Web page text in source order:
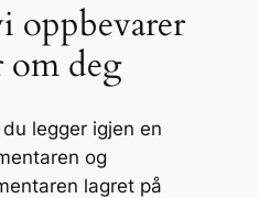
oppbevarer
om deg
legger igjen en
og
lagret på